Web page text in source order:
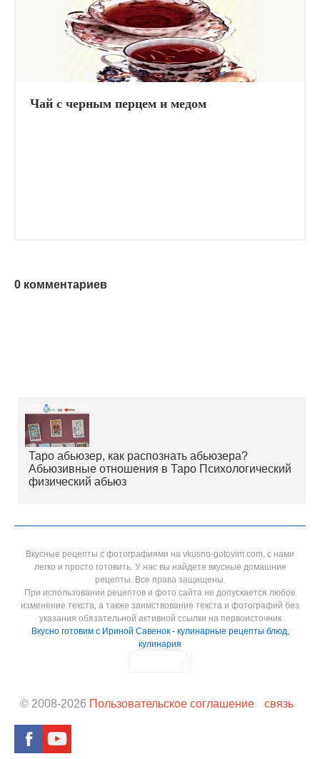
Чай с черным перцем и медом
0 комментариев
Таро абьюзер, как распознать абьюзера?
Абьюзивные отношения в Таро Психологический
физический абьюз
Вкусные рецепты с фотографиями на vkusno-gotovim.com, с нами
легко и просто готовить. У нас вы найдете вкусные домашние
рецепты. Все права защищены.
При использовании рецептов и фото сайта не допускается любое
изменение текста, а также заимствование текста и фотографий без
указания обязательной активной ссылки на первоисточник
Вкусно готовим с Ириной Савенок - кулинарные рецепты блюд,
кулинария
© 2008-2026 Пользовательское соглашение связь